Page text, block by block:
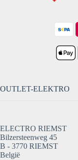
OUTLET-ELEKTRO
ELECTRO RIEMST
Bilzersteenweg 45
B - 3770 RIEMST
België